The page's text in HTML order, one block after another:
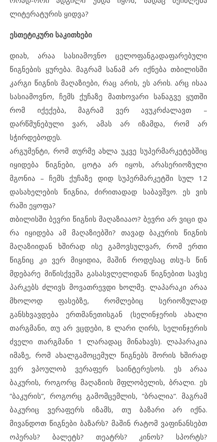
ლიტერატურის ყიდვა?
ესთეტიკური საკითხები
დიახ, არაა სასიამოვნო ცელოფანგადაფარებული
წიგნების ყურება. მაგრამ სანამ არ იქნება თბილისში
კარგი წიგნის მაღაზიები, რაც არის, ეს არის. არც ისაა
სასიამოვნო, ჩემს ქუჩაზე მათხოვარი სანაგვე ყუთში
რომ იქექება, მაგრამ ვერ ავუკრძალავთ –
დარწმუნებული ვარ, ამას არ იზამდა, რომ არ
სჭირდებოდეს.
არგუმენტი, რომ თურმე ახლა უკვე სუპერმარკეტებშიც
იყიდება წიგნები, ცოტა არ იყოს, არასერიოზული
მგონია – ჩემს ქუჩაზე დიდ სუპერმარკეტში სულ 12
დასახელების წიგნია, ძირითადად საბავშვო. ეს ვის
რაში ეყოფა?
თბილისში ბევრი წიგნის მაღაზიააო? ბევრი არ ვიცი და
რა იყიდება ამ მაღაზიებში? თავად ბაკურის წიგნის
მაღაზიიდან ხშირად ისე გამოვსულვარ, რომ ერთი
წიგნიც კი ვერ მიყიდია, მაშინ როდესაც თსუ-ს წინ
მდებარე მიწისქვეშა გასასვლელიდან წიგნებით სავსე
პარკებს ძლივს მოვათრევდი ხოლმე. ლაპარაკი არაა
მხოლოდ ფასებზე, რომლებიც სერიოზულად
განსხვავდება ერთმანეთისგან (სელინჯერის ახალი
თარგმანი, თუ არ ვცდები, 8 ლარი ღირს, სელინჯერის
ძველი თარგმანი 1 ლარადაც მინახავს). ლაპარაკია
იმაზე, რომ ახალგამოცემულ წიგნებს შორის ხშირად
ვერ ვპოულობ ვერაფერ საინტერესოს. ეს არაა
ბაკურის, როგორც მაღაზიის მფლობელის, ბრალი. ეს
”ბაკურის”, როგორც გამომცემლის, ”ბრალია”. მაგრამ
ბაკურიც ვერაფერს იზამს, თუ ბაზარი არ იქნა.
მივანდოთ წიგნები ბაზარს? მაშინ რატომ ვაფინანსებთ
ოპერას? ბალეტს? თეატრს? კინოს? სპორტს?